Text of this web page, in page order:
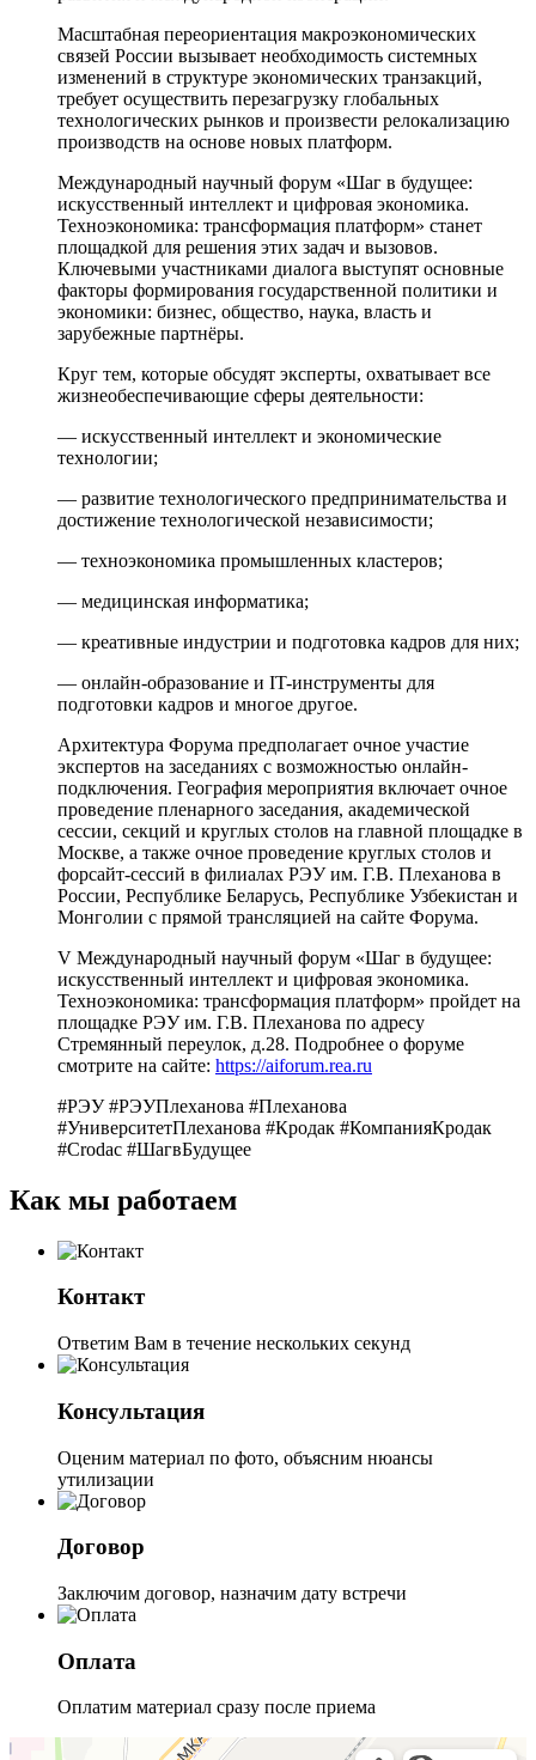
Масштабная переориентация макроэкономических
связей России вызывает необходимость системных
изменений в структуре экономических транзакций,
требует осуществить перезагрузку глобальных
технологических рынков и произвести релокализацию
производств на основе новых платформ.
Международный научный форум «Шаг в будущее:
искусственный интеллект и цифровая экономика.
Техноэкономика: трансформация платформ» станет
площадкой для решения этих задач и вызовов.
Ключевыми участниками диалога выступят основные
фaкторы формирования государственной политики и
экономики: бизнес, общество, наука, власть и
зарубежные партнёры.
Круг тем, которые обсудят эксперты, охватывает все
жизнеобеспечивающие сферы деятельности:
— искусственный интеллект и экономические
технологии;
— развитие технологического предпринимательства и
достижение технологической независимости;
— техноэкономика промышленных кластеров;
— медицинская информатика;
— креативные индустрии и подготовка кадров для них;
— онлайн-образование и IT-инструменты для
подготовки кадров и многое другое.
Архитектура Форума предполагает очное участие
экспертов на заседаниях с возможностью онлайн-
подключения. География мероприятия включает очное
проведение пленарного заседания, академической
сессии, секций и круглых столов на главной площадке в
Москве, а также очное проведение круглых столов и
форсайт-сессий в филиалах РЭУ им. Г.В. Плеханова в
России, Республике Беларусь, Республике Узбекистан и
Монголии с прямой трансляцией на сайте Форума.
V Международный научный форум «Шаг в будущее:
искусственный интеллект и цифровая экономика.
Техноэкономика: трансформация платформ» пройдет на
площадке РЭУ им. Г.В. Плеханова по адресу
Стремянный переулок, д.28. Подробнее о форуме
смотрите на сайте: https://aiforum.rea.ru
#РЭУ #РЭУПлеханова #Плеханова
#УниверситетПлеханова #Кродак #КомпанияКродак
#Crodac #ШагвБудущее
Как мы работаем
Контакт
Ответим Вам в течение нескольких секунд
Консультация
Оценим материал по фото, объясним нюансы
утилизации
Договор
Заключим договор, назначим дату встречи
Оплата
Оплатим материал сразу после приема